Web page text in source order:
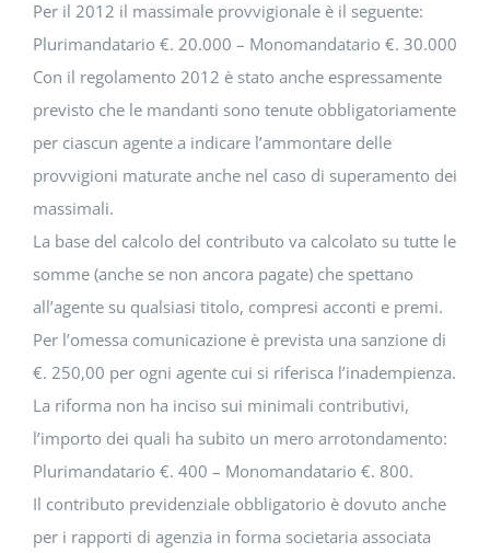
Per il 2012 il massimale provvigionale è il seguente:
Plurimandatario €. 20.000 – Monomandatario €. 30.000
Con il regolamento 2012 è stato anche espressamente
previsto che le mandanti sono tenute obbligatoriamente
per ciascun agente a indicare l’ammontare delle
provvigioni maturate anche nel caso di superamento dei
massimali.
La base del calcolo del contributo va calcolato su tutte le
somme (anche se non ancora pagate) che spettano
all’agente su qualsiasi titolo, compresi acconti e premi.
Per l’omessa comunicazione è prevista una sanzione di
€. 250,00 per ogni agente cui si riferisca l’inadempienza.
La riforma non ha inciso sui minimali contributivi,
l’importo dei quali ha subito un mero arrotondamento:
Plurimandatario €. 400 – Monomandatario €. 800.
Il contributo previdenziale obbligatorio è dovuto anche
per i rapporti di agenzia in forma societaria associata